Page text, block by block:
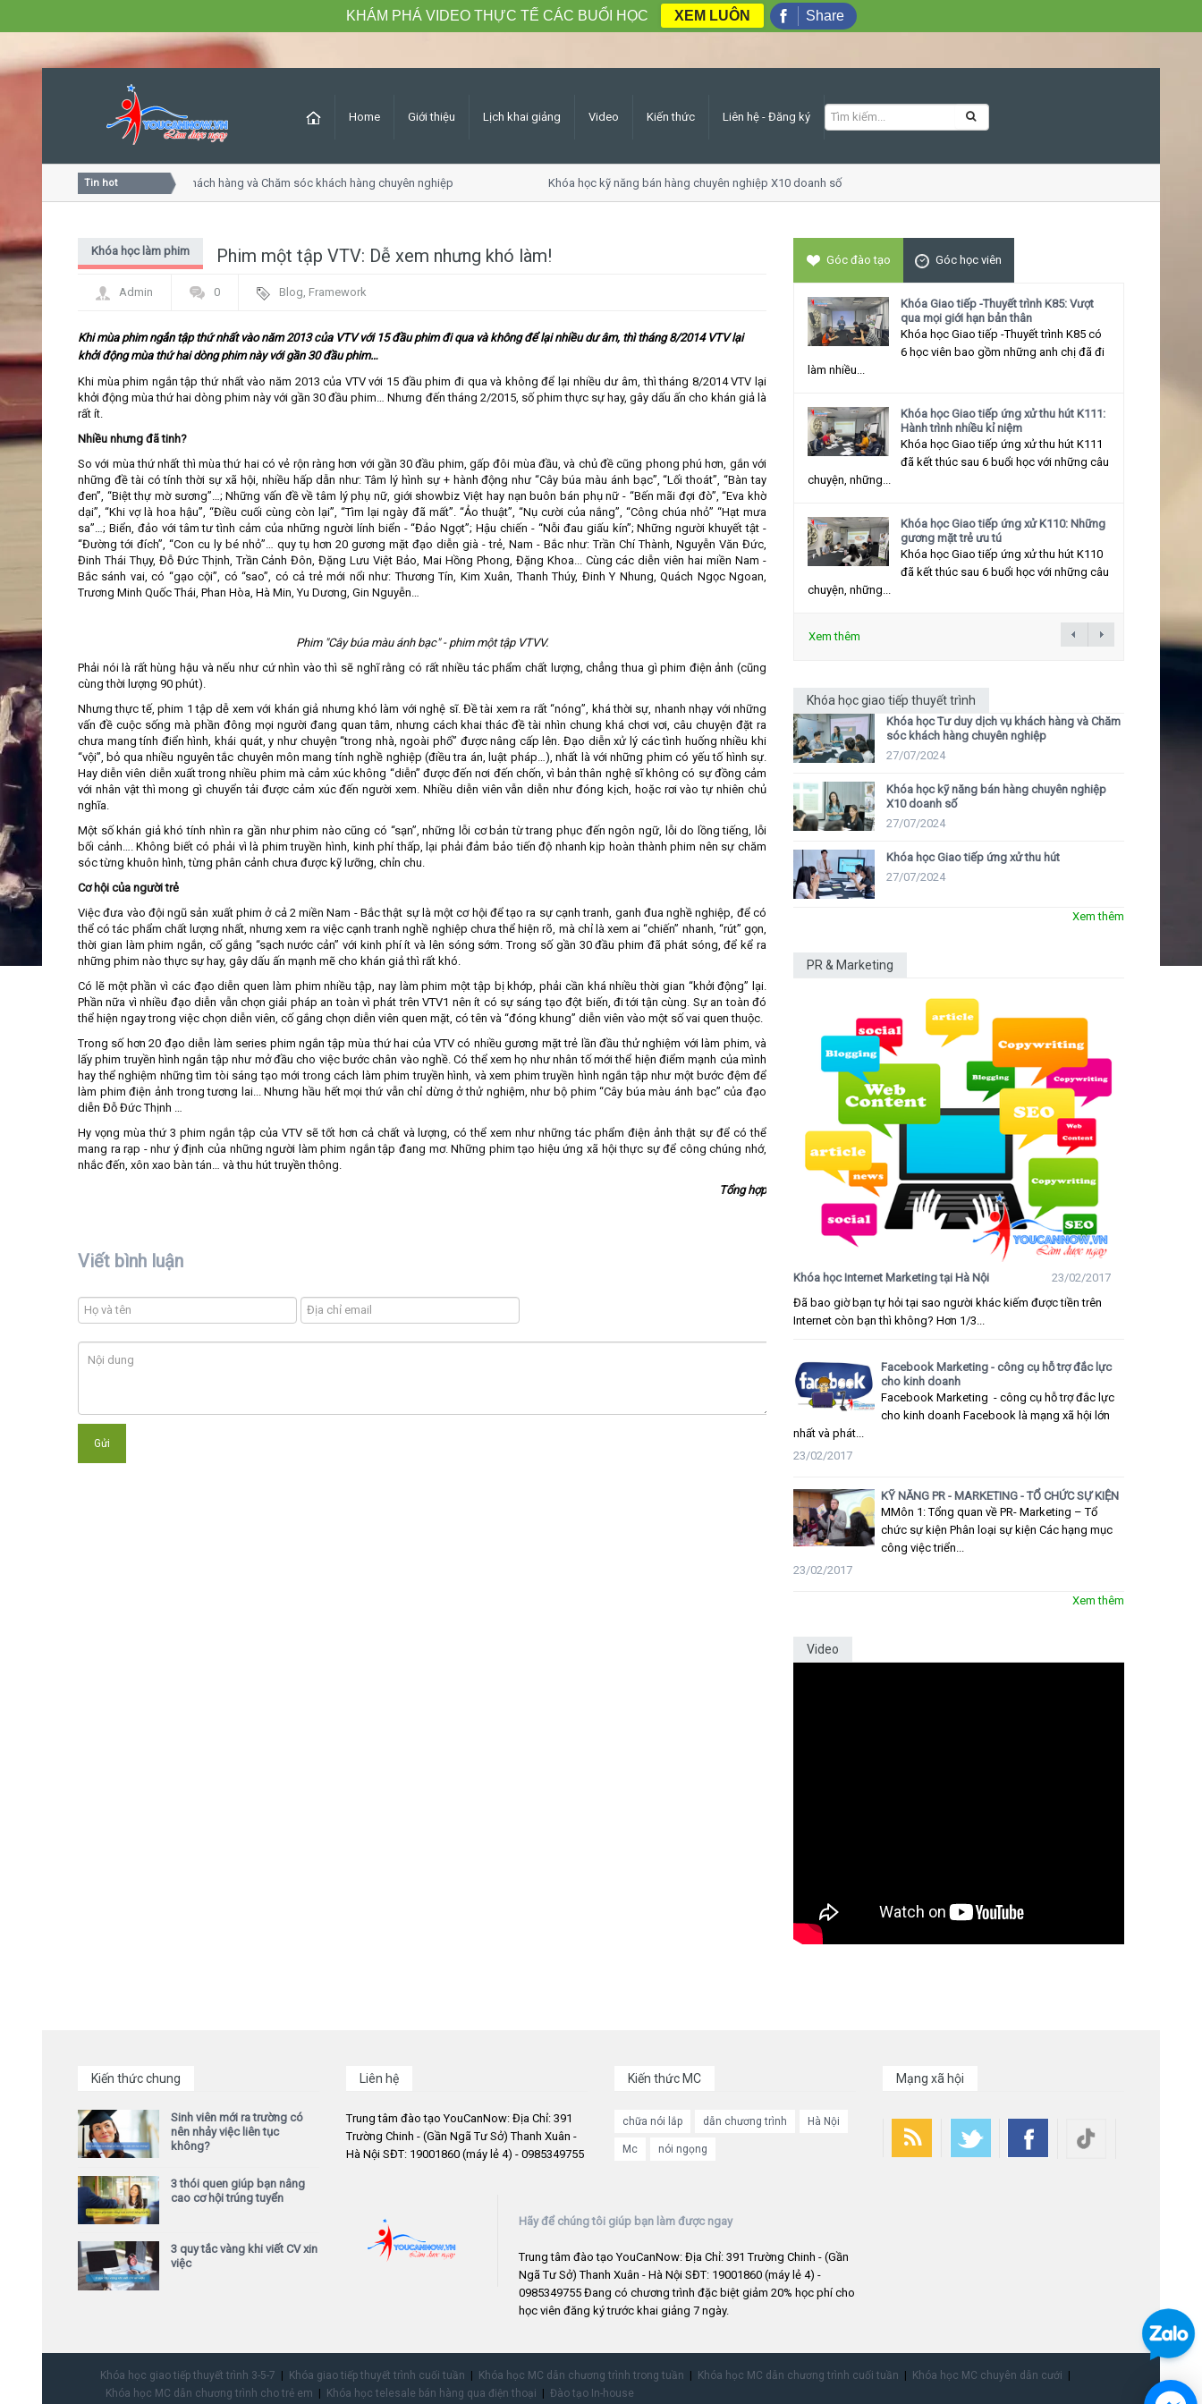
Home Giới thiệu Lịch khai giảng Video Kiến thức Liên hệ - Đăng ký
Tin hot
Khóa học Tư duy dịch vụ khách hàng và Chăm sóc khách hàng chuyên nghiệp Khóa học kỹ năng bán hàng chuyên nghiệp X10 doanh số
Phim một tập VTV: Dễ xem nhưng khó làm!
Khóa học làm phim
Admin 0 Blog, Framework
Khi mùa phim ngắn tập thứ nhất vào năm 2013 của VTV với 15 đầu phim đi qua và không để lại nhiều dư âm, thì tháng 8/2014 VTV lại
khởi động mùa thứ hai dòng phim này với gần 30 đầu phim…
Khi mùa phim ngắn tập thứ nhất vào năm 2013 của VTV với 15 đầu phim đi qua và không để lại nhiều dư âm, thì tháng 8/2014 VTV lại
khởi động mùa thứ hai dòng phim này với gần 30 đầu phim… Nhưng đến tháng 2/2015, số phim thực sự hay, gây dấu ấn cho khán giả là
rất ít.
Nhiều nhưng đã tinh?
So với mùa thứ nhất thì mùa thứ hai có vẻ rộn ràng hơn với gần 30 đầu phim, gấp đôi mùa đầu, và chủ đề cũng phong phú hơn, gắn với
những đề tài có tính thời sự xã hội, nhiều hấp dẫn như: Tâm lý hình sự + hành động như “Cây búa màu ánh bạc”, “Lối thoát”, “Bàn tay
đen”, “Biệt thự mờ sương”…; Những vấn đề về tâm lý phụ nữ, giới showbiz Việt hay nạn buôn bán phụ nữ - “Bến mãi đợi đò”, “Eva khờ
dại”, “Khi vợ là hoa hậu”, “Điều cuối cùng còn lại”, “Tìm lại ngày đã mất”. “Ảo thuật”, “Nụ cười của nắng”, “Công chúa nhỏ” “Hạt mưa
sa”…; Biển, đảo với tâm tư tình cảm của những người lính biển - “Đảo Ngọt”; Hậu chiến - “Nỗi đau giấu kín”; Những người khuyết tật -
“Đường tới đích”, “Con cu ly bé nhỏ”… quy tụ hơn 20 gương mặt đạo diễn già - trẻ, Nam - Bắc như: Trần Chí Thành, Nguyễn Văn Đức,
Đinh Thái Thụy, Đỗ Đức Thịnh, Trần Cảnh Đôn, Đặng Lưu Việt Bảo, Mai Hồng Phong, Đặng Khoa... Cùng các diễn viên hai miền Nam -
Bắc sánh vai, có “gạo cội”, có “sao”, có cả trẻ mới nổi như: Thương Tín, Kim Xuân, Thanh Thúy, Đinh Y Nhung, Quách Ngọc Ngoan,
Trương Minh Quốc Thái, Phan Hòa, Hà Min, Yu Dương, Gin Nguyễn…
Phim "Cây búa màu ánh bạc" - phim một tập VTVV.
Phải nói là rất hùng hậu và nếu như cứ nhìn vào thì sẽ nghĩ rằng có rất nhiều tác phẩm chất lượng, chẳng thua gì phim điện ảnh (cũng
cùng thời lượng 90 phút).
Nhưng thực tế, phim 1 tập dễ xem với khán giả nhưng khó làm với nghệ sĩ. Đề tài xem ra rất “nóng”, khá thời sự, nhanh nhạy với những
vấn đề cuộc sống mà phần đông mọi người đang quan tâm, nhưng cách khai thác đề tài nhìn chung khá chơi vơi, câu chuyện đặt ra
chưa mang tính điển hình, khái quát, y như chuyện “trong nhà, ngoài phố” được nâng cấp lên. Đạo diễn xử lý các tình huống nhiều khi
“vội”, bỏ qua nhiều nguyên tắc chuyên môn mang tính nghề nghiệp (điều tra án, luật pháp…), nhất là với những phim có yếu tố hình sự.
Hay diễn viên diễn xuất trong nhiều phim mà cảm xúc không “diễn” được đến nơi đến chốn, vì bản thân nghệ sĩ không có sự đồng cảm
với nhân vật thì mong gì chuyển tải được cảm xúc đến người xem. Nhiều diễn viên vẫn diễn như đóng kịch, hoặc rơi vào tự nhiên chủ
nghĩa.
Một số khán giả khó tính nhìn ra gần như phim nào cũng có “sạn”, những lỗi cơ bản từ trang phục đến ngôn ngữ, lỗi do lồng tiếng, lỗi
bối cảnh…. Không biết có phải vì là phim truyền hình, kinh phí thấp, lại phải đảm bảo tiến độ nhanh kịp hoàn thành phim nên sự chăm
sóc từng khuôn hình, từng phân cảnh chưa được kỹ lưỡng, chỉn chu.
Cơ hội của người trẻ
Việc đưa vào đội ngũ sản xuất phim ở cả 2 miền Nam - Bắc thật sự là một cơ hội để tạo ra sự cạnh tranh, ganh đua nghề nghiệp, để có
thể có tác phẩm chất lượng nhất, nhưng xem ra việc cạnh tranh nghề nghiệp chưa thể hiện rõ, mà chỉ là xem ai “chiến” nhanh, “rút” gọn,
thời gian làm phim ngắn, cố gắng “sạch nước cản” với kinh phí ít và lên sóng sớm. Trong số gần 30 đầu phim đã phát sóng, để kể ra
những phim nào thực sự hay, gây dấu ấn mạnh mẽ cho khán giả thì rất khó.
Có lẽ một phần vì các đạo diễn quen làm phim nhiều tập, nay làm phim một tập bị khớp, phải cần khá nhiều thời gian “khởi động” lại.
Phần nữa vì nhiều đạo diễn vẫn chọn giải pháp an toàn vì phát trên VTV1 nên ít có sự sáng tạo đột biến, đi tới tận cùng. Sự an toàn đó
thể hiện ngay trong việc chọn diễn viên, cố gắng chọn diễn viên quen mặt, có tên và “đóng khung” diễn viên vào một số vai quen thuộc.
Trong số hơn 20 đạo diễn làm series phim ngắn tập mùa thứ hai của VTV có nhiều gương mặt trẻ lần đầu thử nghiệm với làm phim, và
lấy phim truyền hình ngắn tập như mở đầu cho việc bước chân vào nghề. Có thể xem họ như nhân tố mới thể hiện điểm mạnh của mình
hay thể nghiệm những tìm tòi sáng tạo mới trong cách làm phim truyền hình, và xem phim truyền hình ngắn tập như một bước đệm để
làm phim điện ảnh trong tương lai... Nhưng hầu hết mọi thứ vẫn chỉ dừng ở thử nghiệm, như bộ phim “Cây búa màu ánh bạc” của đạo
diễn Đỗ Đức Thịnh …
Hy vọng mùa thứ 3 phim ngắn tập của VTV sẽ tốt hơn cả chất và lượng, có thể xem như những tác phẩm điện ảnh thật sự để có thể
mang ra rạp - như ý định của những người làm phim ngắn tập đang mơ. Những phim tạo hiệu ứng xã hội thực sự để công chúng nhớ,
nhắc đến, xôn xao bàn tán… và thu hút truyền thông.
Tổng hợp
Viết bình luận
Góc đào tạo Góc học viên
Khóa Giao tiếp -Thuyết trình K85: Vượt
qua mọi giới hạn bản thân
Khóa học Giao tiếp -Thuyết trình K85 có
6 học viên bao gồm những anh chị đã đi
làm nhiều...
Khóa học Giao tiếp ứng xử thu hút K111:
Hành trình nhiều kỉ niệm
Khóa học Giao tiếp ứng xử thu hút K111
đã kết thúc sau 6 buổi học với những câu
chuyện, những...
Khóa học Giao tiếp ứng xử K110: Những
gương mặt trẻ ưu tú
Khóa học Giao tiếp ứng xử thu hút K110
đã kết thúc sau 6 buổi học với những câu
chuyện, những...
Xem thêm
Khóa học giao tiếp thuyết trình
Khóa học Tư duy dịch vụ khách hàng và Chăm
sóc khách hàng chuyên nghiệp
27/07/2024
Khóa học kỹ năng bán hàng chuyên nghiệp
X10 doanh số
27/07/2024
Khóa học Giao tiếp ứng xử thu hút
27/07/2024
Xem thêm
PR & Marketing
Khóa học Internet Marketing tại Hà Nội
23/02/2017
Đã bao giờ bạn tự hỏi tại sao người khác kiếm được tiền trên
Internet còn bạn thì không? Hơn 1/3...
Facebook Marketing - công cụ hỗ trợ đắc lực
cho kinh doanh
Facebook Marketing - công cụ hỗ trợ đắc lực
cho kinh doanh Facebook là mạng xã hội lớn
nhất và phát...
23/02/2017
KỸ NĂNG PR - MARKETING - TỔ CHỨC SỰ KIỆN
MMôn 1: Tổng quan về PR- Marketing – Tổ
chức sự kiện Phân loại sự kiện Các hạng mục
công việc triển...
23/02/2017
Xem thêm
Video
Kiến thức chung
Sinh viên mới ra trường có
nên nhảy việc liên tục
không?
3 thói quen giúp bạn nâng
cao cơ hội trúng tuyển
3 quy tắc vàng khi viết CV xin
việc
Liên hệ
Trung tâm đào tạo YouCanNow: Địa Chỉ: 391
Trường Chinh - (Gần Ngã Tư Sở) Thanh Xuân -
Hà Nội SĐT: 19001860 (máy lẻ 4) - 0985349755
Kiến thức MC
chữa nói lắp dẫn chương trình Hà Nội
Mc nói ngọng
Mạng xã hội
Hãy để chúng tôi giúp bạn làm được ngay
Trung tâm đào tạo YouCanNow: Địa Chỉ: 391 Trường Chinh - (Gần
Ngã Tư Sở) Thanh Xuân - Hà Nội SĐT: 19001860 (máy lẻ 4) -
0985349755 Đang có chương trình đặc biệt giảm 20% học phí cho
học viên đăng ký trước khai giảng 7 ngày.
Khóa học giao tiếp thuyết trình 3-5-7 Khóa giao tiếp thuyết trình cuối tuần Khóa học MC dẫn chương trình trong tuần Khóa học MC dẫn chương trình cuối tuần
Khóa học MC chuyên dẫn cưới
Khóa học MC dẫn chương trình cho trẻ em
Khóa học telesale bán hàng qua điện thoại Đào tạo In-house
KHÁM PHÁ VIDEO THỰC TẾ CÁC BUỔI HỌC XEM LUÔN Share